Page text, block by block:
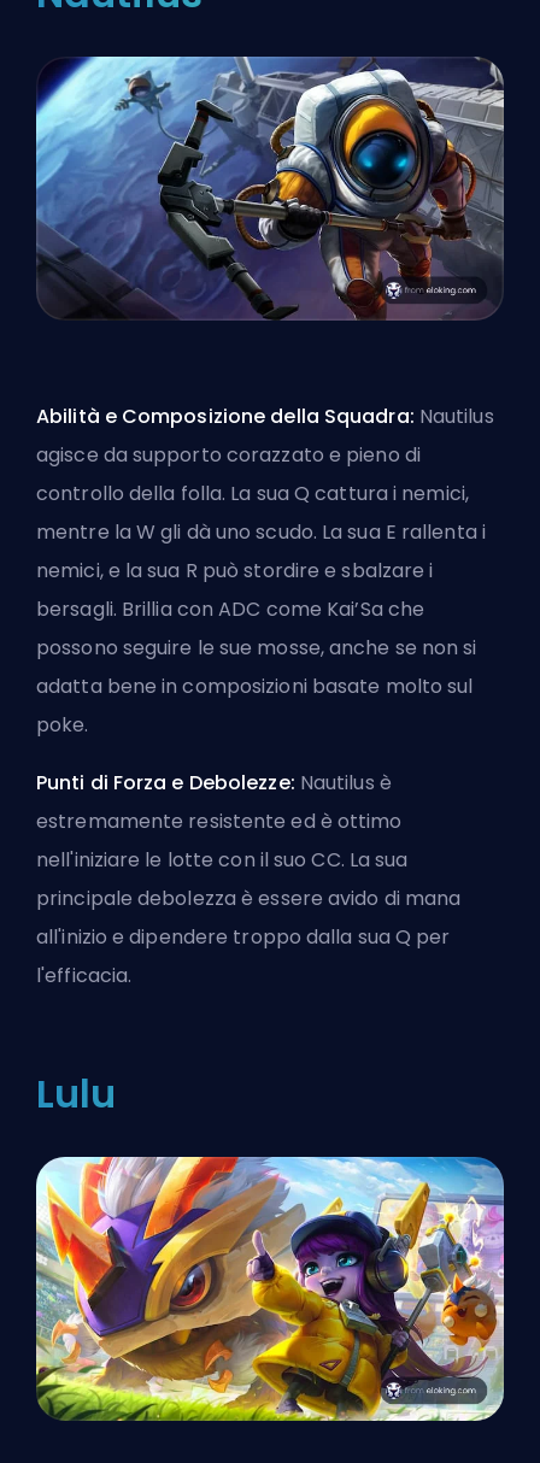
Abilità e Composizione della Squadra: Nautilus
agisce da supporto corazzato e pieno di
controllo della folla. La sua Q cattura i nemici,
mentre la W gli dà uno scudo. La sua E rallenta i
nemici, e la sua R può stordire e sbalzare i
bersagli. Brillia con ADC come Kai’Sa che
possono seguire le sue mosse, anche se non si
adatta bene in composizioni basate molto sul
poke.
Punti di Forza e Debolezze: Nautilus è
estremamente resistente ed è ottimo
nell'iniziare le lotte con il suo CC. La sua
principale debolezza è essere avido di mana
all'inizio e dipendere troppo dalla sua Q per
l'efficacia.
Lulu